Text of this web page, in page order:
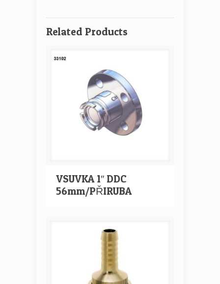
Related Products
VSUVKA 1″ DDC
56mm/PŘIRUBA